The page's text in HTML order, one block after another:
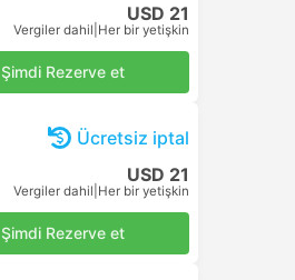
USD 21
Vergiler dahil Her bir yetişkin
Şimdi Rezerve et
Ücretsiz iptal
USD 21
Vergiler dahil Her bir yetişkin
Şimdi Rezerve et